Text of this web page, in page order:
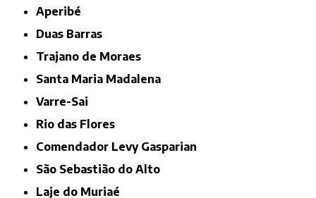
Aperibé
Duas Barras
Trajano de Moraes
Santa Maria Madalena
Varre-Sai
Rio das Flores
Comendador Levy Gasparian
São Sebastião do Alto
Laje do Muriaé